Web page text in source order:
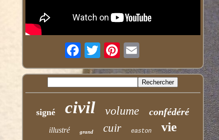
signé civil volume confédéré
illustré grand cuir easton vie